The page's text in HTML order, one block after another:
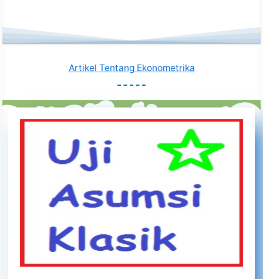
Artikel Tentang Ekonometrika